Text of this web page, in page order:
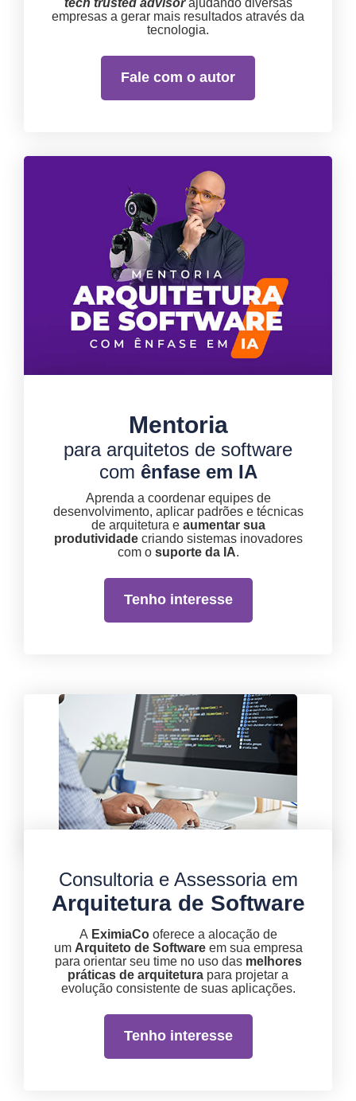
empresas a gerar mais resultados através da
tecnologia.
Fale com o autor
Mentoria
para arquitetos de software
com ênfase em IA
Aprenda a coordenar equipes de
desenvolvimento, aplicar padrões e técnicas
de arquitetura e aumentar sua
produtividadecriando sistemas inovadores
com o suporte da IA.
Tenho interesse
Consultoria e Assessoria em
Arquitetura de Software
A EximiaCooferece a alocação de
um Arquiteto de Softwareem sua empresa
para orientar seu time no uso das melhores
práticas de arquitetura para projetar a
evolução consistente de suas aplicações.
Tenho interesse